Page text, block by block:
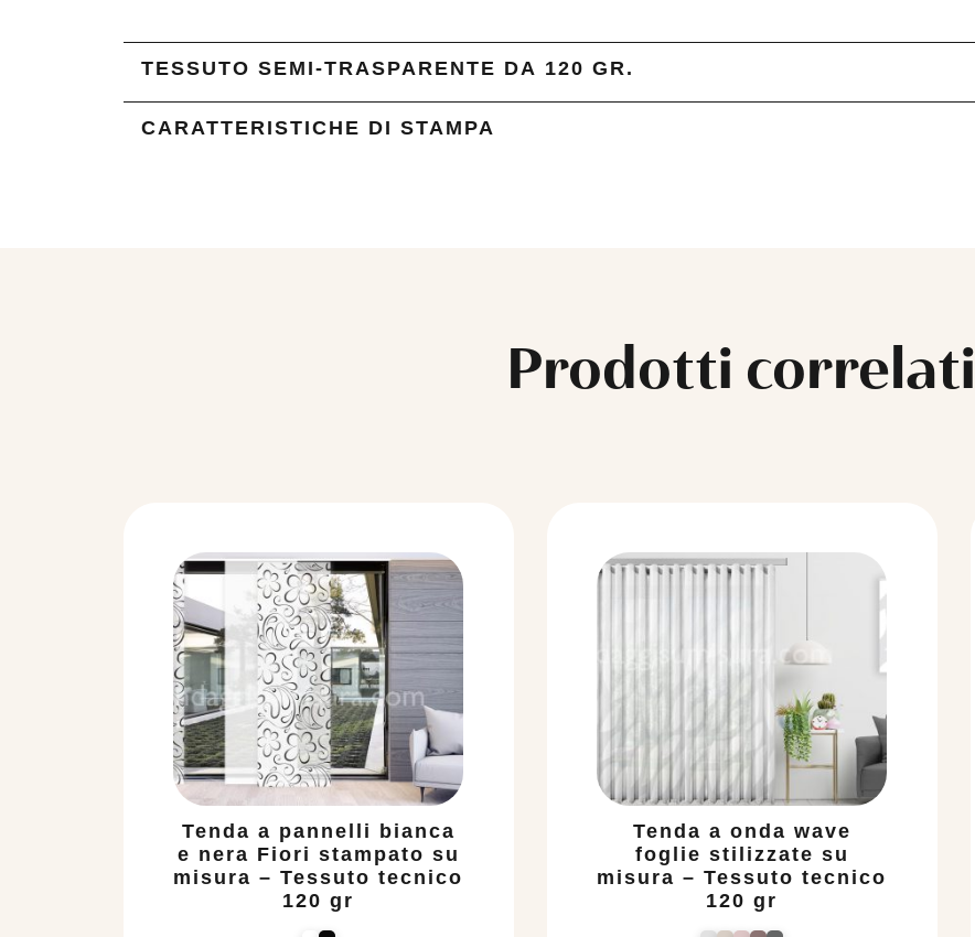
TESSUTO SEMI-TRASPARENTE DA 120 GR.
CARATTERISTICHE DI STAMPA
Prodotti correlati
Tenda a pannelli bianca
e nera Fiori stampato su
misura – Tessuto tecnico
120 gr
Tenda a onda wave
foglie stilizzate su
misura – Tessuto tecnico
120 gr